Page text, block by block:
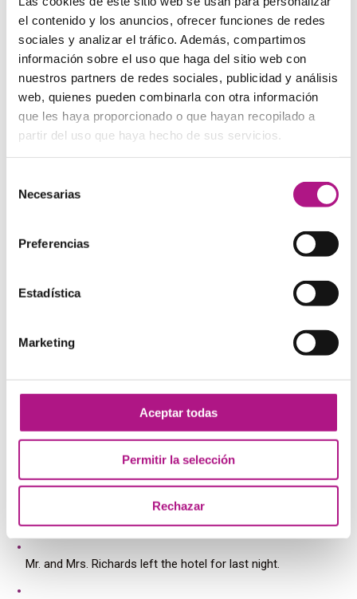
el contenido y los anuncios, ofrecer funciones de redes
sociales y analizar el tráfico. Además, compartimos
información sobre el uso que haga del sitio web con
nuestros partners de redes sociales, publicidad y análisis
web, quienes pueden combinarla con otra información
que les haya proporcionado o que hayan recopilado a
partir del uso que haya hecho de sus servicios.
Necesarias
Preferencias
Estadística
Marketing
Aceptar todas
Permitir la selección
Rechazar
I started studying here at the start of October
What are you going to do on Saturday’s night?
We are visiting the Parliament on next Sunday
I am having a birthday party on the 1st of May.
Penny was born in London in 1982.
On Sunday morning they usually go fishing.
They have been in this city for ten years.
I last visited him on three days ago.
Mr. and Mrs. Richards left the hotel for last night.